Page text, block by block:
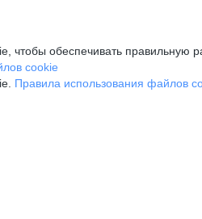
обеспечивать правильную
cookie
Правила использования файлов